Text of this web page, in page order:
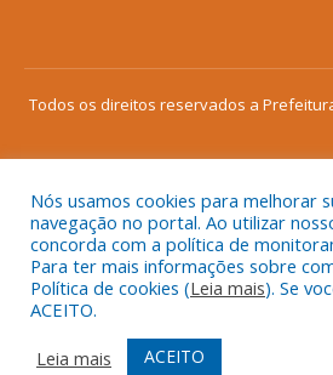
Todos os direitos reservados a
Mapa do Site
Acessar Área
Acessar o
Nós usamos cookies para melhorar
navegação no portal. Ao utilizar
concorda com a política de
Para ter mais informações sobre
Política de cookies (Leia mais). Se
ACEITO.
Leia mais
ACEITO